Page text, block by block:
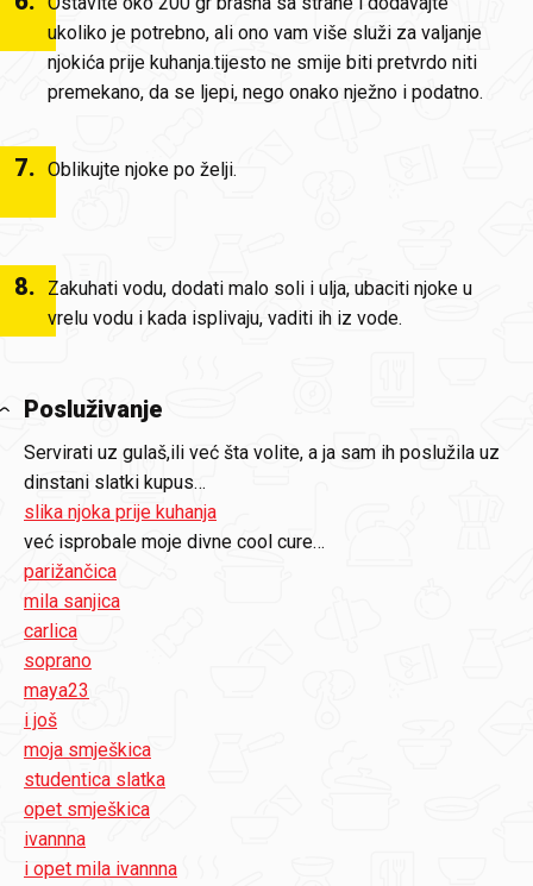
ukoliko je potrebno, ali ono vam više služi za valjanje
njokića prije kuhanja.tijesto ne smije biti pretvrdo niti
premekano, da se ljepi, nego onako nježno i podatno.
7. Oblikujte njoke po želji.
8.
Zakuhati vodu, dodati malo soli i ulja, ubaciti njoke u
vrelu vodu i kada isplivaju, vaditi ih iz vode.
Posluživanje
Servirati uz gulaš,ili već šta volite, a ja sam ih poslužila uz
dinstani slatki kupus…
slika njoka prije kuhanja
već isprobale moje divne cool cure…
parižančica
mila sanjica
carlica
soprano
maya23
i još
moja smješkica
studentica slatka
opet smješkica
ivannna
i opet mila ivannna